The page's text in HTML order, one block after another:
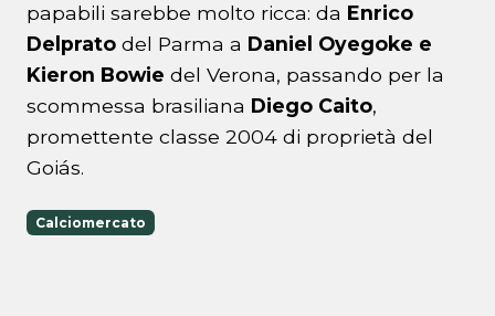
papabili sarebbe molto ricca: da Enrico
Delprato del Parma a Daniel Oyegoke e
Kieron Bowie del Verona, passando per la
scommessa brasiliana Diego Caito,
promettente classe 2004 di proprietà del
Goiás.
Calciomercato